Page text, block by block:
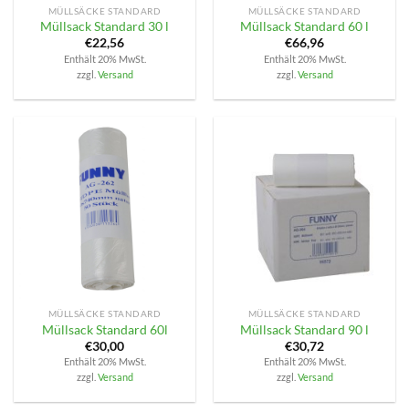
MÜLLSÄCKE STANDARD
Müllsack Standard 30 l
€22,56
Enthält 20% MwSt.
zzgl. Versand
MÜLLSÄCKE STANDARD
Müllsack Standard 60 l
€66,96
Enthält 20% MwSt.
zzgl. Versand
MÜLLSÄCKE STANDARD
Müllsack Standard 60l
€30,00
Enthält 20% MwSt.
zzgl. Versand
MÜLLSÄCKE STANDARD
Müllsack Standard 90 l
€30,72
Enthält 20% MwSt.
zzgl. Versand